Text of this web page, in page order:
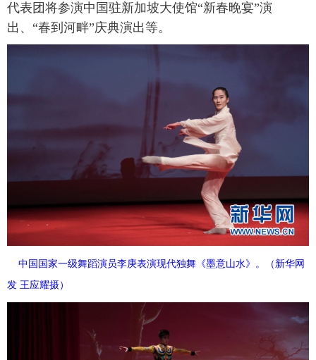
代表团将参演中国驻新加坡大使馆“新春晚宴”演
出、“春到河畔”庆典演出等。
中国国家一级舞蹈演员李庚表演现代独舞《墨意山水》。（新华网
发 王应耀摄）